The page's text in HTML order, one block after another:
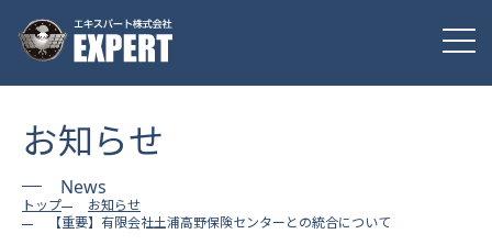
お知らせ
News
トップ
お知らせ
【重要】有限会社土浦高野保険センターとの統合について